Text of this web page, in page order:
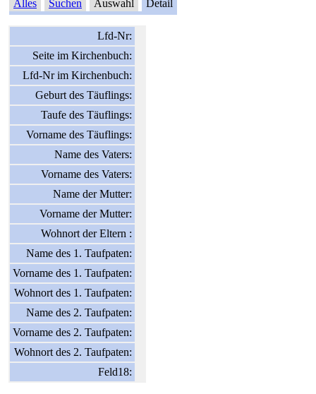
Alles Suchen Auswahl Detail
Lfd-Nr:
Seite im Kirchenbuch:
Lfd-Nr im Kirchenbuch:
Geburt des Täuflings:
Taufe des Täuflings:
Vorname des Täuflings:
Name des Vaters:
Vorname des Vaters:
Name der Mutter:
Vorname der Mutter:
Wohnort der Eltern :
Name des 1. Taufpaten:
Vorname des 1. Taufpaten:
Wohnort des 1. Taufpaten:
Name des 2. Taufpaten:
Vorname des 2. Taufpaten:
Wohnort des 2. Taufpaten:
Feld18: